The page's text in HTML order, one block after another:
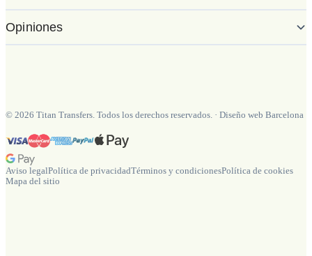
Opiniones
© 2026 Titan Transfers. Todos los derechos reservados. · Diseño web Barcelona
Aviso legalPolítica de privacidadTérminos y condicionesPolítica de cookies
Mapa del sitio